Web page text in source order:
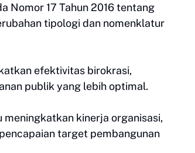
Nomor 17 Tahun 2016 tentang
tipologi dan nomenklatur
efektivitas birokrasi,
publik yang lebih optimal.
kinerja organisasi,
target pembangunan